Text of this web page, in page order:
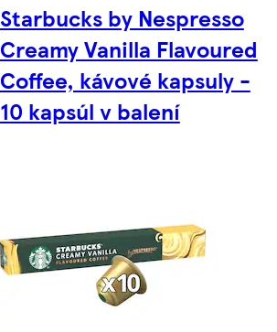
Starbucks by Nespresso
Creamy Vanilla Flavoured
Coffee, kávové kapsuly -
10 kapsúl v balení